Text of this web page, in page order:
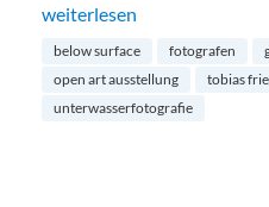
„Below Surface:
weiterlesen
below surface fotografen
open art ausstellung
tobias
unterwasserfotografie